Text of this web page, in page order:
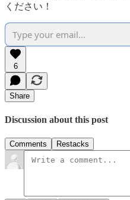
ください！
6
Share
Discussion about this post
Comments Restacks